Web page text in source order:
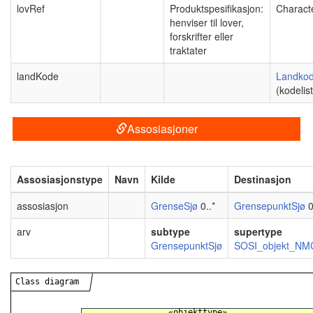
lovRef
Produktspesifikasjon:
henviser til lover,
forskrifter eller
traktater
landKode
Assosiasjoner
Assosiasjonstype Navn Kilde
Destinasjon
assosiasjon
GrenseSjø 0..* GrensepunktSjø
arv
subtype
GrensepunktSjø
supertype